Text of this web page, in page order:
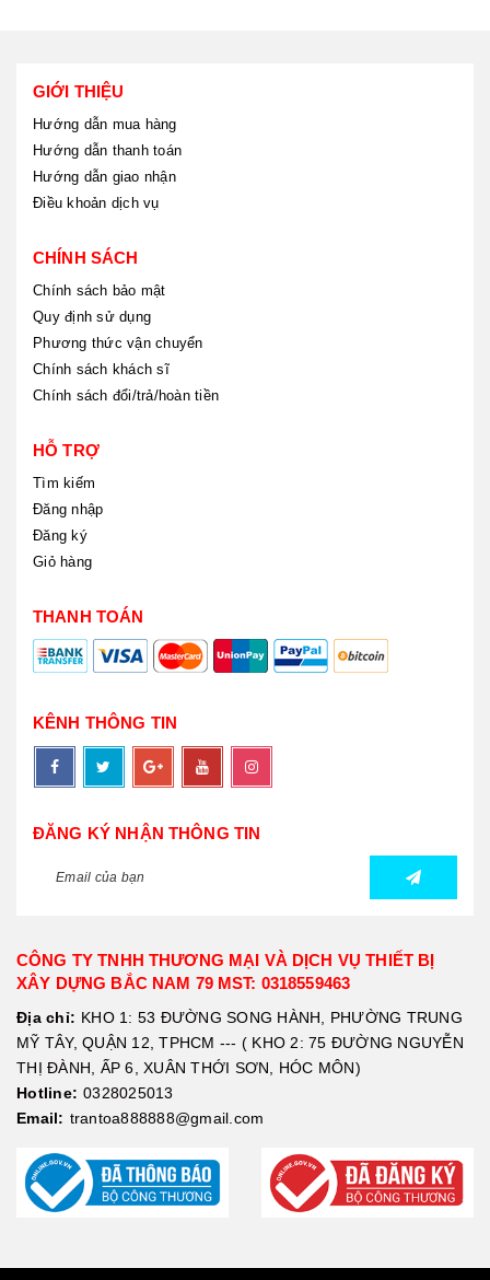
GIỚI THIỆU
Hướng dẫn mua hàng
Hướng dẫn thanh toán
Hướng dẫn giao nhận
Điều khoản dịch vụ
CHÍNH SÁCH
Chính sách bảo mật
Quy định sử dụng
Phương thức vận chuyển
Chính sách khách sĩ
Chính sách đổi/trả/hoàn tiền
HỖ TRỢ
Tìm kiếm
Đăng nhập
Đăng ký
Giỏ hàng
THANH TOÁN
KÊNH THÔNG TIN
ĐĂNG KÝ NHẬN THÔNG TIN
CÔNG TY TNHH THƯƠNG MẠI VÀ DỊCH VỤ THIẾT BỊ
XÂY DỰNG BẮC NAM 79 MST: 0318559463
Địa chỉ: KHO 1: 53 ĐƯỜNG SONG HÀNH, PHƯỜNG TRUNG
MỸ TÂY, QUẬN 12, TPHCM --- ( KHO 2: 75 ĐƯỜNG NGUYỄN
THỊ ĐÀNH, ẤP 6, XUÂN THỚI SƠN, HÓC MÔN)
Hotline: 0328025013
Email: trantoa888888@gmail.com